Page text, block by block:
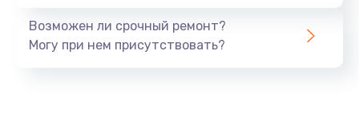
Заказать
Возможен ли срочный ремонт?
Могу при нем присутствовать?